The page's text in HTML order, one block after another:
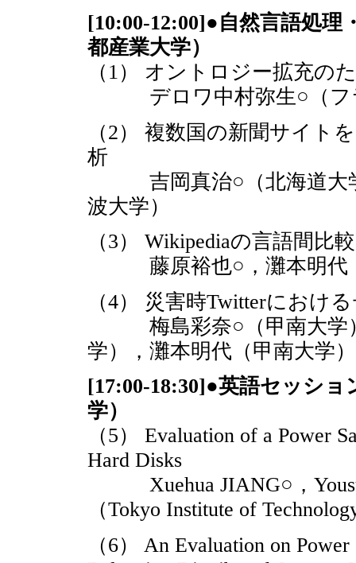
[10:00-12:00]●自然言語
都産業大学）
（1） オントロジー拡充の
デロワ中村弥生○（フラ
（2） 複数国の新聞サイト
析
吉岡真治○（北海道大学
波大学）
（3） Wikipediaの言語間比
藤原裕也○，灘本明代
（4） 災害時Twitterにおけ
梅島彩奈○（甲南大学）
学），灘本明代（甲南大学）
[17:00-18:30]●英語セッ
学）
（5） Evaluation of a Power
Hard Disks
Xuehua JIANG○，
（Tokyo Institute of
（6） An Evaluation on